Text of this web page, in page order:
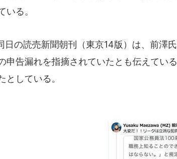
いる。
日の読売新聞朝刊（東京14版）は、前澤
申告漏れを指摘されていたとも伝えてい
としている。